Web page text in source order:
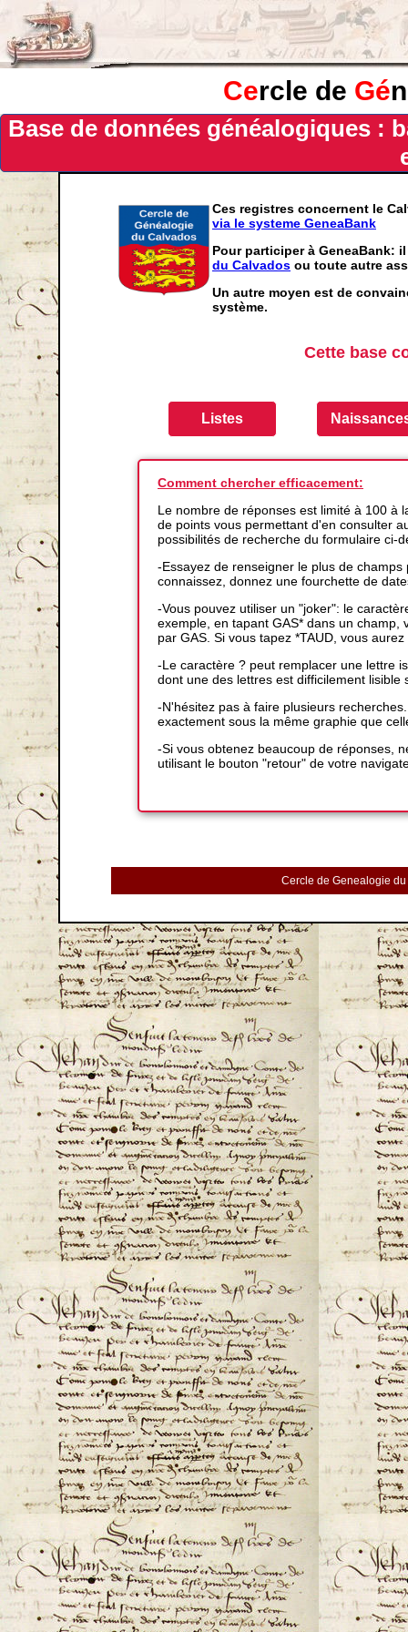
Cercle de Gé
Base de données généalogiques :
Ces registres concernent le
via le systeme GeneaBank
Pour participer à GeneaBank:
du Calvados ou toute autre
Un autre moyen est de
système.
Cette base
Comment chercher efficacement:
Le nombre de réponses est limité à 100 à
de points vous permettant d'en consulter
possibilités de recherche du formulaire ci-
-Essayez de renseigner le plus de
connaissez, donnez une fourchette de
-Vous pouvez utiliser un "joker": le
exemple, en tapant GAS* dans un
par GAS. Si vous tapez *TAUD, vous
-Le caractère ? peut remplacer une lettre
dont une des lettres est difficilement lisible
-N'hésitez pas à faire plusieurs
exactement sous la même graphie que
-Si vous obtenez beaucoup de réponses,
utilisant le bouton "retour" de votre
Cercle de Genealogie